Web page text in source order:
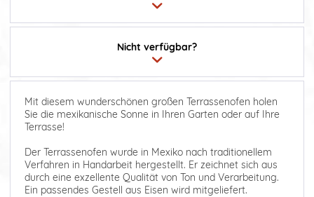
Nicht verfügbar?
Mit diesem wunderschönen großen Terrassenofen holen
Sie die mexikanische Sonne in Ihren Garten oder auf Ihre
Terrasse!
Der Terrassenofen wurde in Mexiko nach traditionellem
Verfahren in Handarbeit hergestellt. Er zeichnet sich aus
durch eine exzellente Qualität von Ton und Verarbeitung.
Ein passendes Gestell aus Eisen wird mitgeliefert.